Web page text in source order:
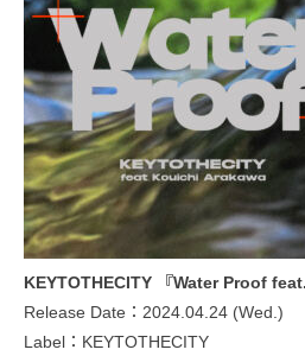
KEYTOTHECITY 『Water Proof
Release Date：2024.04.24 (Wed.)
Label：KEYTOTHECITY